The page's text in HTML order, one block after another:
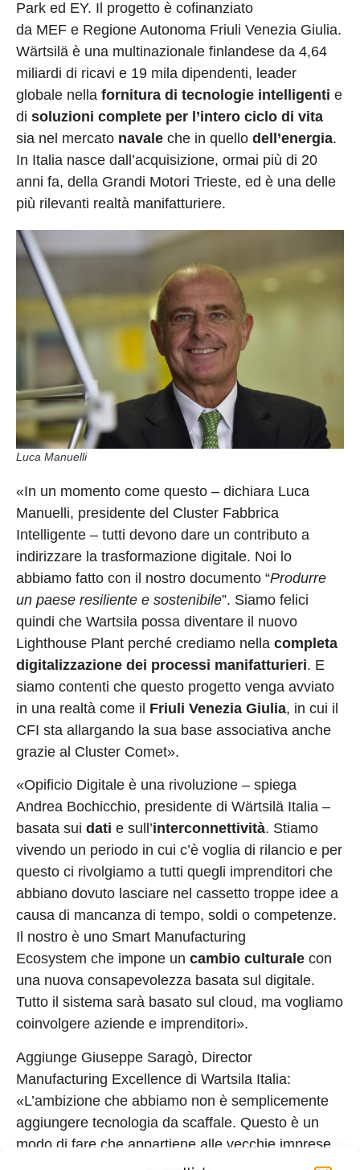
Park ed EY. Il progetto è cofinanziato
da MEF e Regione Autonoma Friuli Venezia Giulia.
Wärtsilä è una multinazionale finlandese da 4,64
miliardi di ricavi e 19 mila dipendenti, leader
globale nella fornitura di tecnologie intelligenti e
di soluzioni complete per l’intero ciclo di vita
sia nel mercato navale che in quello dell’energia.
In Italia nasce dall’acquisizione, ormai più di 20
anni fa, della Grandi Motori Trieste, ed è una delle
più rilevanti realtà manifatturiere.
Luca Manuelli
«In un momento come questo – dichiara Luca
Manuelli, presidente del Cluster Fabbrica
Intelligente – tutti devono dare un contributo a
indirizzare la trasformazione digitale. Noi lo
abbiamo fatto con il nostro documento “Produrre
un paese resiliente e sostenibile”. Siamo felici
quindi che Wartsila possa diventare il nuovo
Lighthouse Plant perché crediamo nella completa
digitalizzazione dei processi manifatturieri. E
siamo contenti che questo progetto venga avviato
in una realtà come il Friuli Venezia Giulia, in cui il
CFI sta allargando la sua base associativa anche
grazie al Cluster Comet».
«Opificio Digitale è una rivoluzione – spiega
Andrea Bochicchio, presidente di Wärtsilä Italia –
basata sui dati e sull’interconnettività. Stiamo
vivendo un periodo in cui c’è voglia di rilancio e per
questo ci rivolgiamo a tutti quegli imprenditori che
abbiano dovuto lasciare nel cassetto troppe idee a
causa di mancanza di tempo, soldi o competenze.
Il nostro è uno Smart Manufacturing
Ecosystem che impone un cambio culturale con
una nuova consapevolezza basata sul digitale.
Tutto il sistema sarà basato sul cloud, ma vogliamo
coinvolgere aziende e imprenditori».
Aggiunge Giuseppe Saragò, Director
Manufacturing Excellence di Wartsila Italia:
«L’ambizione che abbiamo non è semplicemente
aggiungere tecnologia da scaffale. Questo è un
modo di fare che appartiene alle vecchie imprese
che sono in genere convinte che la filiera sia